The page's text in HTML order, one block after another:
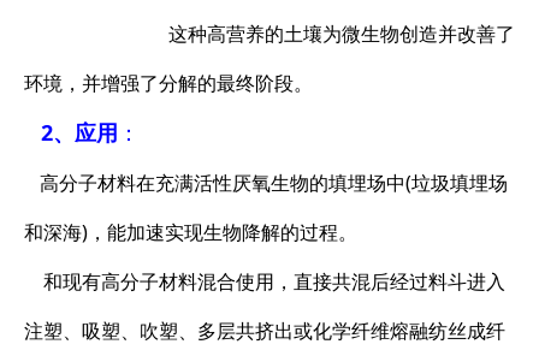
这种高营养的土壤为微生物创造并改善了
环境，并增强了分解的最终阶段。
2、应用 ：
高分子材料在充满活性厌氧生物的填埋场中(垃圾填埋场
和深海)，能加速实现生物降解的过程。
和现有高分子材料混合使用，直接共混后经过料斗进入
注塑、吸塑、吹塑、多层共挤出或化学纤维熔融纺丝成纤